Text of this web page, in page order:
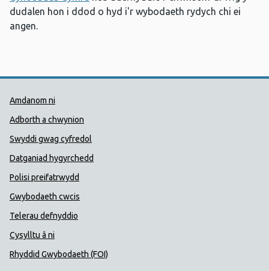
dudalen hon i ddod o hyd i'r wybodaeth rydych chi ei
angen.
Dolenni Cymorth Iechyd
Amdanom ni
Adborth a chwynion
Swyddi gwag cyfredol
Datganiad hygyrchedd
Polisi preifatrwydd
Gwybodaeth cwcis
Telerau defnyddio
Cysylltu â ni
Rhyddid Gwybodaeth (FOI)